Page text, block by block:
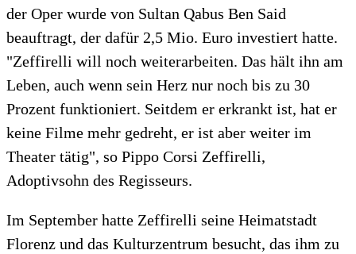
der Oper wurde von Sultan Qabus Ben Said
beauftragt, der dafür 2,5 Mio. Euro investiert hatte.
"Zeffirelli will noch weiterarbeiten. Das hält ihn am
Leben, auch wenn sein Herz nur noch bis zu 30
Prozent funktioniert. Seitdem er erkrankt ist, hat er
keine Filme mehr gedreht, er ist aber weiter im
Theater tätig", so Pippo Corsi Zeffirelli,
Adoptivsohn des Regisseurs.
Im September hatte Zeffirelli seine Heimatstadt
Florenz und das Kulturzentrum besucht, das ihm zu